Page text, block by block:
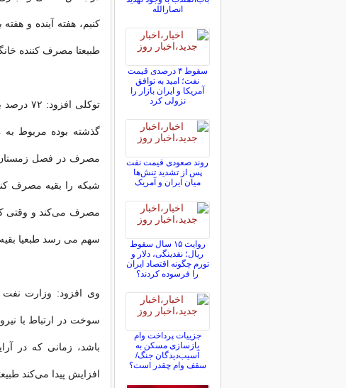
کنیم، هفته آینده و
طبیعتا مصرف کننده
گذشته بوده مربوط
شبکه را بقیه مصرف
سهم می رسد طبعیا
وی افزود: وزارت
باشد، زمانی که در
افزایش پیدا می‌کند
انصارالله
سقوط ۴ درصدی قیمت
نفت؛ امید به توافق
آمریکا و ایران بازار را
نزولی کرد
روند صعودی قیمت نفت
پس از تشدید تنش‌ها
میان ایران و آمریک
روایت ۱۵ سال سقوط
ریال؛ نقدینگی، دلار و
تورم چگونه اقتصاد ایران
را فرسوده کردند؟
جزییات پرداخت وام
بازسازی مسکن به
آسیب‌دیدگان جنگ/
سقف وام چقدر است؟